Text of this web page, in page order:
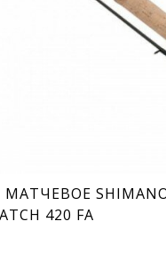
SHIMANO
420 FA